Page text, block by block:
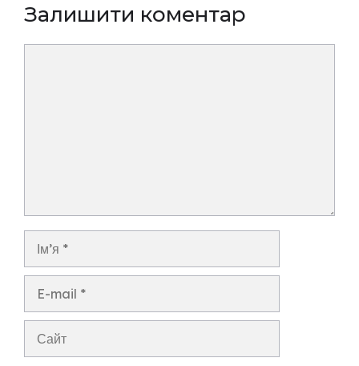
Залишити коментар